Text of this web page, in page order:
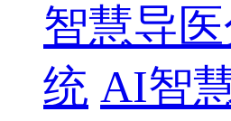
智慧导
统 AI智